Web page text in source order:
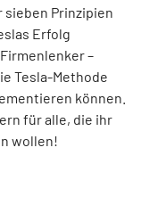
sieben Prinzipien
Erfolg
–
Tesla-Methode
können.
für alle, die ihr
wollen!